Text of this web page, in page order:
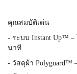
คุณสมบัติเด่น
- ระบบ Instant Up™
นาที
- วัสดุผ้า Polyguard™